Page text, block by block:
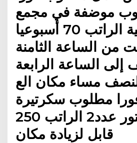
موضفة في مجمع
ألبسة نسائية الراتب 70 أسبوعيا
من الساعة الثامنة
إلى الساعة الرابعة
مساء مكان الع
مطلوب سكرتيرة
في عيادة دكتور عدد2 الراتب 250
قابل لزيادة مكان